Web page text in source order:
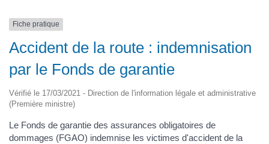
Fiche pratique
Accident de la route : indemnisation
par le Fonds de garantie
Vérifié le 17/03/2021 - Direction de l'information légale et administrative
(Première ministre)
Le Fonds de garantie des assurances obligatoires de
dommages (FGAO) indemnise les victimes d'accident de la